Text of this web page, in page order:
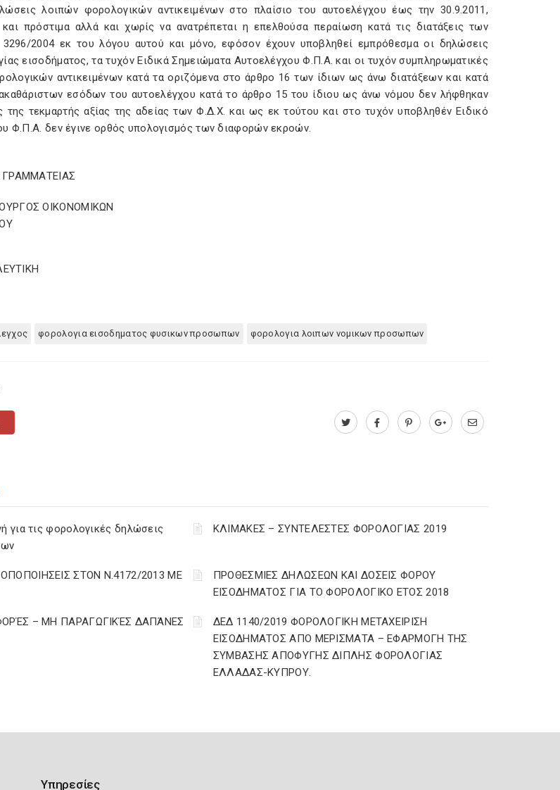
λοιπών φορολογικών αντικειμένων στο πλαίσιο του αυτοελέγχου έως την 30.9.2011,
πρόστιμα αλλά και χωρίς να ανατρέπεται η επελθούσα περαίωση κατά τις διατάξεις των
2004 εκ του λόγου αυτού και μόνο, εφόσον έχουν υποβληθεί εμπρόθεσμα οι δηλώσεις
εισοδήματος, τα τυχόν Ειδικά Σημειώματα Αυτοελέγχου Φ.Π.Α. και οι τυχόν συμπληρωματικές
αντικειμένων κατά τα οριζόμενα στο άρθρο 16 των ίδιων ως άνω διατάξεων και κατά
εσόδων του αυτοελέγχου κατά το άρθρο 15 του ίδιου ως άνω νόμου δεν λήφθηκαν
τεκμαρτής αξίας της αδείας των Φ.Δ.Χ. και ως εκ τούτου και στο τυχόν υποβληθέν Ειδικό
Φ.Π.Α. δεν έγινε ορθός υπολογισμός των διαφορών εκροών.
ΓΡΑΜΜΑΤΕΙΑΣ
ΟΙΚΟΝΟΜΙΚΩΝ
φορολογια εισοδηματος φυσικων προσωπων φορολογια λοιπων νομικων προσωπων
για τις φορολογικές δηλώσεις
ΚΛΙΜΑΚΕΣ – ΣΥΝΤΕΛΕΣΤΕΣ ΦΟΡΟΛΟΓΙΑΣ 2019
ΣΤΟΝ Ν.4172/2013 ΜΕ
ΠΡΟΘΕΣΜΙΕΣ ΔΗΛΩΣΕΩΝ ΚΑΙ ΔΟΣΕΙΣ ΦΟΡΟΥ
ΕΙΣΟΔΗΜΑΤΟΣ ΓΙΑ ΤΟ ΦΟΡΟΛΟΓΙΚΟ ΕΤΟΣ 2018
– ΜΗ ΠΑΡΑΓΩΓΙΚΈΣ ΔΑΠΆΝΕΣ
ΔΕΔ 1140/2019 ΦΟΡΟΛΟΓΙΚΗ ΜΕΤΑΧΕΙΡΙΣΗ
ΕΙΣΟΔΗΜΑΤΟΣ ΑΠΟ ΜΕΡΙΣΜΑΤΑ – ΕΦΑΡΜΟΓΗ ΤΗΣ
ΣΥΜΒΑΣΗΣ ΑΠΟΦΥΓΗΣ ΔΙΠΛΗΣ ΦΟΡΟΛΟΓΙΑΣ
ΕΛΛΑΔΑΣ-ΚΥΠΡΟΥ.
Υπηρεσίες